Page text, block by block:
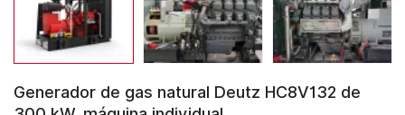
Generador de gas natural Deutz HC8V132 de